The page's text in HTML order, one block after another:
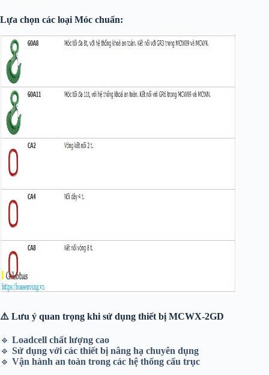
Lựa chọn các loại Móc chuẩn:
⚠️ Lưu ý quan trọng khi sử dụng thiết bị MCWX-2GD
🔹 Loadcell chất lượng cao
🔹 Sử dụng với các thiết bị nâng hạ chuyên dụng
🔹 Vận hành an toàn trong các hệ thống cẩu trục